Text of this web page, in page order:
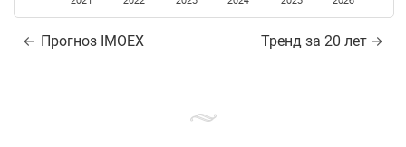
Прогноз IMOEX Тренд за 20 лет